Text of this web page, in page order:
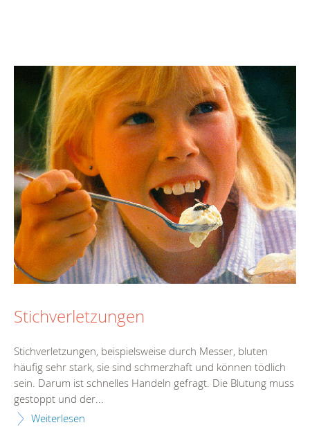
Stichverletzungen
Stichverletzungen, beispielsweise durch Messer, bluten
häufig sehr stark, sie sind schmerzhaft und können tödlich
sein. Darum ist schnelles Handeln gefragt. Die Blutung muss
gestoppt und der...
Weiterlesen